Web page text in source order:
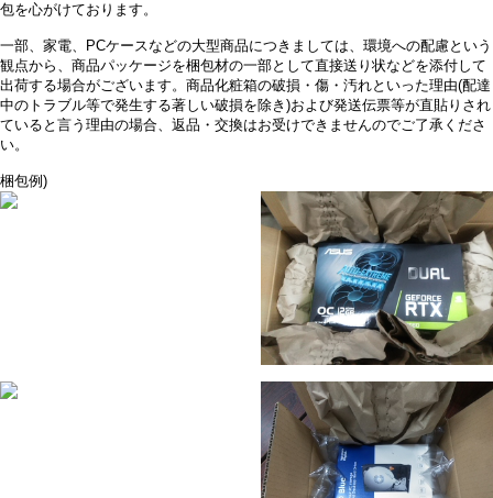
包を心がけております。
一部、家電、PCケースなどの大型商品につきましては、環境への配慮という
観点から、商品パッケージを梱包材の一部として直接送り状などを添付して
出荷する場合がございます。商品化粧箱の破損・傷・汚れといった理由(配達
中のトラブル等で発生する著しい破損を除き)および発送伝票等が直貼りされ
ていると言う理由の場合、返品・交換はお受けできませんのでご了承くださ
い。
梱包例)